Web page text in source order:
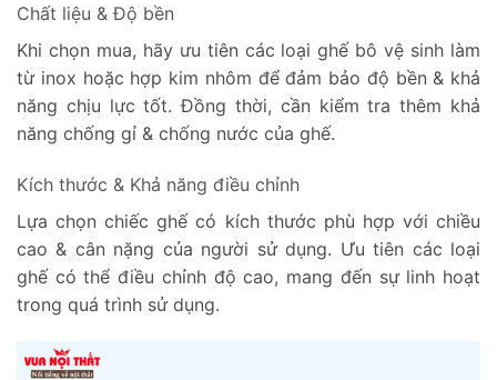
Chất liệu & Độ bền
Khi chọn mua, hãy ưu tiên các loại ghế bô vệ sinh làm
từ inox hoặc hợp kim nhôm để đảm bảo độ bền & khả
năng chịu lực tốt. Đồng thời, cần kiểm tra thêm khả
năng chống gỉ & chống nước của ghế.
Kích thước & Khả năng điều chỉnh
Lựa chọn chiếc ghế có kích thước phù hợp với chiều
cao & cân nặng của người sử dụng. Ưu tiên các loại
ghế có thể điều chỉnh độ cao, mang đến sự linh hoạt
trong quá trình sử dụng.